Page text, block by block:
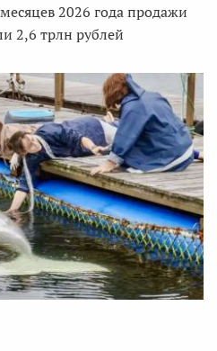
2026 года продажи
2,6 трлн рублей